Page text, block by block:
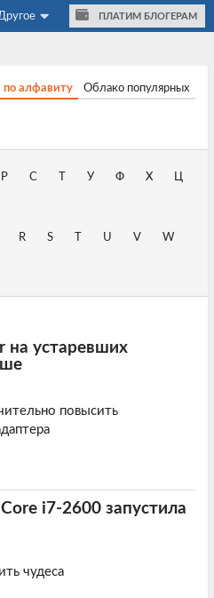
ПЛАТИМ БЛОГЕРАМ
по алфавиту Облако популярных
Р С У Ф Х Ц
R S U V W
на устаревших
повысить
i7-2600 запустила
чудеса